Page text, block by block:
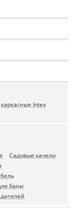
Intex
Садовые качели
бани